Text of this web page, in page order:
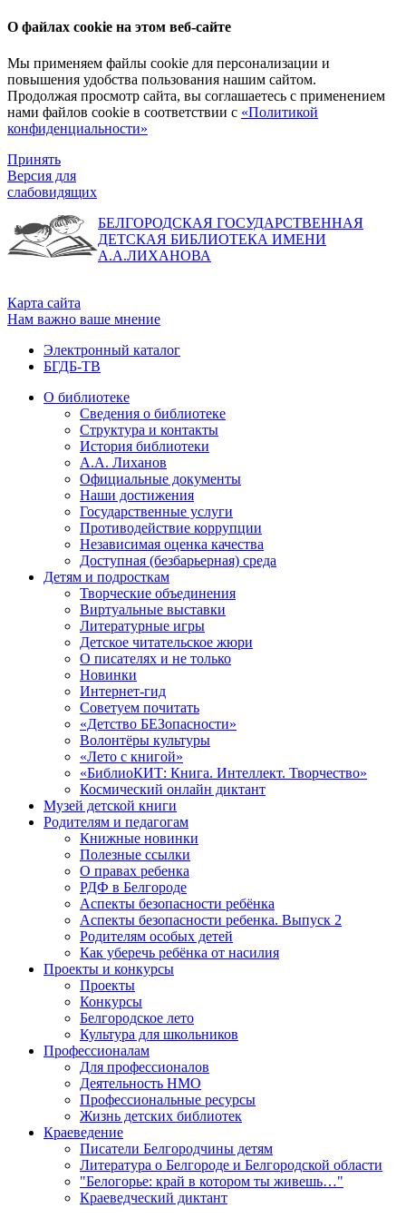
О файлах cookie на этом веб-сайте
Мы применяем файлы cookie для персонализации и
повышения удобства пользования нашим сайтом.
Продолжая просмотр сайта, вы соглашаетесь с применением
нами файлов cookie в соответствии с «Политикой
конфиденциальности»
Принять
Версия для
слабовидящих
БЕЛГОРОДСКАЯ ГОСУДАРСТВЕННАЯ
ДЕТСКАЯ БИБЛИОТЕКА ИМЕНИ
А.А.ЛИХАНОВА
Карта сайта
Нам важно ваше мнение
Электронный каталог
БГДБ-ТВ
О библиотеке
Сведения о библиотеке
Структура и контакты
История библиотеки
А.А. Лиханов
Официальные документы
Наши достижения
Государственные услуги
Противодействие коррупции
Независимая оценка качества
Доступная (безбарьерная) среда
Детям и подросткам
Творческие объединения
Виртуальные выставки
Литературные игры
Детское читательское жюри
О писателях и не только
Новинки
Интернет-гид
Советуем почитать
«Детство БЕЗопасности»
Волонтёры культуры
«Лето с книгой»
«БиблиоКИТ: Книга. Интеллект. Творчество»
Космический онлайн диктант
Музей детской книги
Родителям и педагогам
Книжные новинки
Полезные ссылки
О правах ребенка
РДФ в Белгороде
Аспекты безопасности ребёнка
Аспекты безопасности ребенка. Выпуск 2
Родителям особых детей
Как уберечь ребёнка от насилия
Проекты и конкурсы
Проекты
Конкурсы
Белгородское лето
Культура для школьников
Профессионалам
Для профессионалов
Деятельность НМО
Профессиональные ресурсы
Жизнь детских библиотек
Краеведение
Писатели Белгородчины детям
Литература о Белгороде и Белгородской области
"Белогорье: край в котором ты живешь…"
Краеведческий диктант